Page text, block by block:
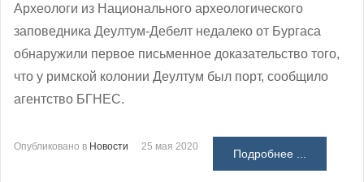
Археологи из Национального археологического
заповедника Деултум-Дебелт недалеко от Бургаса
обнаружили первое письменное доказательство того,
что у римской колонии Деултум был порт, сообщило
агентство БГНЕС.
Опубликовано в Новости 25 мая 2020
Подробнее ...